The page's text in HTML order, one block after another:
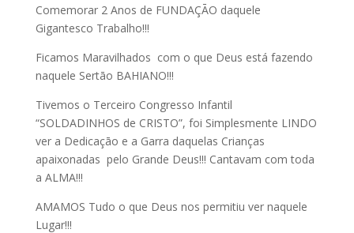
Comemorar 2 Anos de FUNDAÇĀO daquele
Gigantesco Trabalho!!!
Ficamos Maravilhados com o que Deus está fazendo
naquele Sertāo BAHIANO!!!
Tivemos o Terceiro Congresso Infantil
“SOLDADINHOS de CRISTO”, foi Simplesmente LINDO
ver a Dedicaçāo e a Garra daquelas Crianças
apaixonadas pelo Grande Deus!!! Cantavam com toda
a ALMA!!!
AMAMOS Tudo o que Deus nos permitiu ver naquele
Lugar!!!